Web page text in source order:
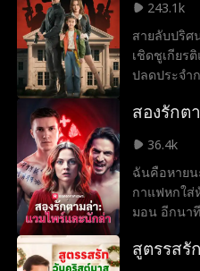
243.1k
สายลับปริศ
เชิดชูเกียร
ปลดประจำ
เขา ปฐวีร์ถู
ก็ได้แต่งงา
ชั้นและอดีต
คือใคร ได้ม
และดูถูกเข
ของเธอ ทำ
สองรักต
36.4k
ฉันคือหายน
กาแฟหกใส่
มอน อีกนา
วุ่นวาย ทั้งก
สูตรรสรั